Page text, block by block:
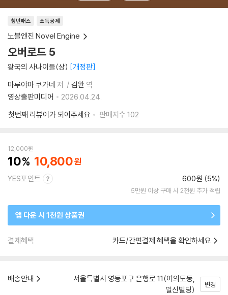
소득공제
청년패스
노블엔진 Novel Engine
오버로드 5
왕국의 사나이들(상) 개정판
마루야마 쿠가네 저 김완 역
영상출판미디어
2026.04.24.
첫번째 리뷰어가 되어주세요
판매지수 102
12,000원
10 10,800
YES포인트 600원 (5%)
5만원 이상 구매 시 2천원 추가 적립
앱 다운 시 1천원 상품권
결제혜택 카드/간편결제 혜택을 확인하세요
배송안내
서울특별시 영등포구 은행로 11(여의도동,
일신빌딩)
변경